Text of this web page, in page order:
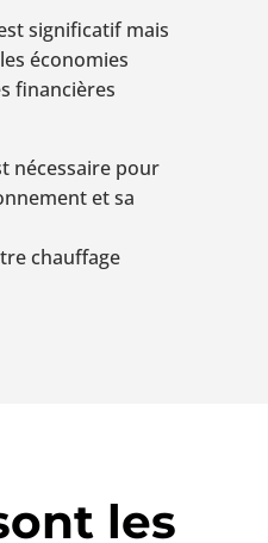
significatif mais
économies
financières
nécessaire pour
et sa
chauffage
les